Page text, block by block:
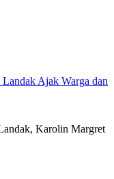
Ajak Warga dan
Karolin Margret